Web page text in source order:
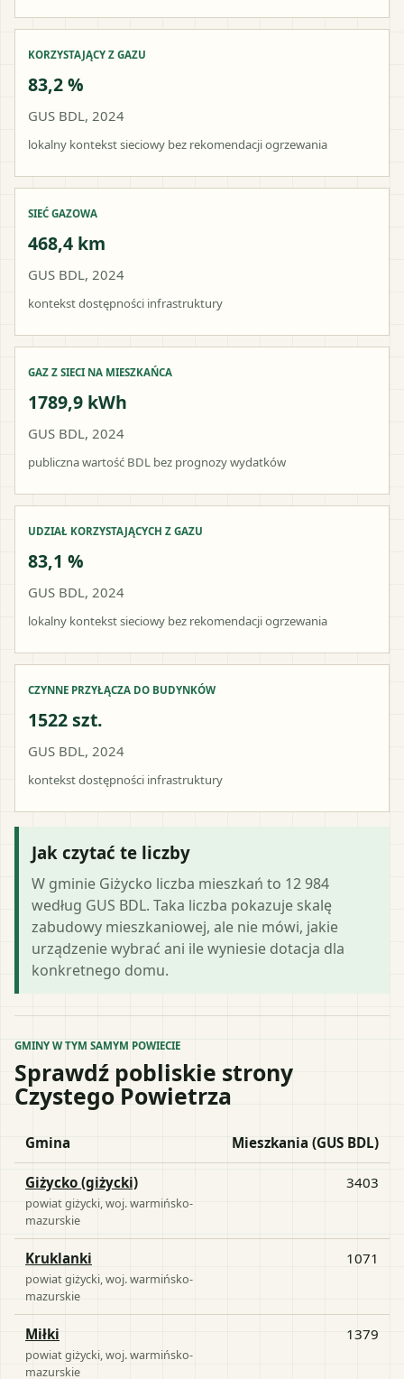
KORZYSTAJĄCY Z GAZU
83,2 %
GUS BDL, 2024
lokalny kontekst sieciowy bez rekomendacji ogrzewania
SIEĆ GAZOWA
468,4 km
GUS BDL, 2024
kontekst dostępności infrastruktury
GAZ Z SIECI NA MIESZKAŃCA
1789,9 kWh
GUS BDL, 2024
publiczna wartość BDL bez prognozy wydatków
UDZIAŁ KORZYSTAJĄCYCH Z GAZU
83,1 %
GUS BDL, 2024
lokalny kontekst sieciowy bez rekomendacji ogrzewania
CZYNNE PRZYŁĄCZA DO BUDYNKÓW
1522 szt.
GUS BDL, 2024
kontekst dostępności infrastruktury
Jak czytać te liczby
W gminie Giżycko liczba mieszkań to 12 984
według GUS BDL. Taka liczba pokazuje skalę
zabudowy mieszkaniowej, ale nie mówi, jakie
urządzenie wybrać ani ile wyniesie dotacja dla
konkretnego domu.
GMINY W TYM SAMYM POWIECIE
Sprawdź pobliskie strony
Czystego Powietrza
Gmina Mieszkania (GUS BDL)
Giżycko (giżycki)
powiatgiżycki , woj.warmińsko-
mazurskie
3403
Kruklanki
powiatgiżycki , woj.warmińsko-
mazurskie
1071
Miłki
powiatgiżycki , woj.warmińsko-
mazurskie
1379